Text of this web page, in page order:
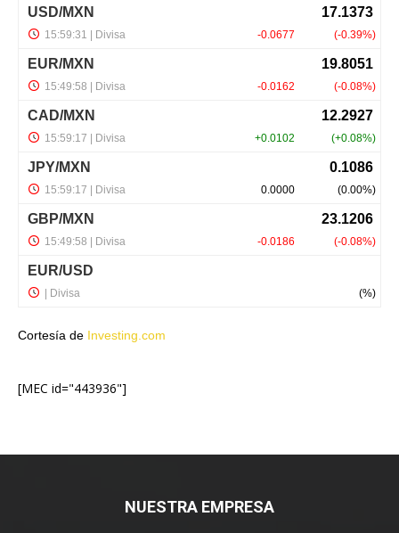
Cortesía de Investing.com
[MEC id="443936"]
NUESTRA EMPRESA